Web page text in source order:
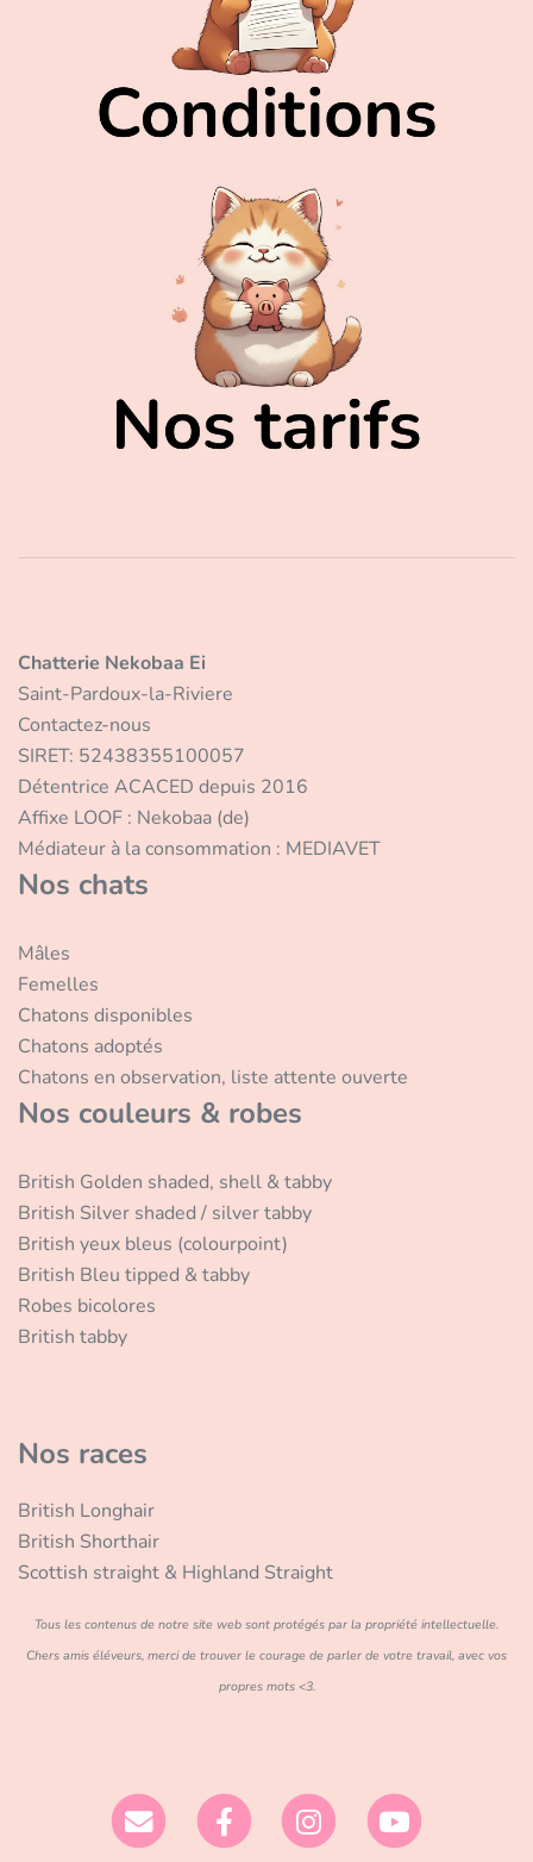
Chatterie Nekobaa Ei
Saint-Pardoux-la-Riviere
Contactez-nous
SIRET: 52438355100057
Détentrice ACACED depuis 2016
Affixe LOOF : Nekobaa (de)
Médiateur à la consommation : MEDIAVET
Nos chats
Mâles
Femelles
Chatons disponibles
Chatons adoptés
Chatons en observation, liste attente ouverte
Nos couleurs & robes
British Golden shaded, shell & tabby
British Silver shaded / silver tabby
British yeux bleus (colourpoint)
British Bleu tipped & tabby
Robes bicolores
British tabby
Nos races
British Longhair
British Shorthair
Scottish straight & Highland Straight
Tous les contenus de notre site web sont protégés par la propriété intellectuelle.
Chers amis éléveurs, merci de trouver le courage de parler de votre travail, avec vos
propres mots <3.